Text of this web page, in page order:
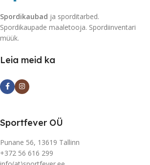
Spordikaubad ja sporditarbed.
Spordikaupade maaletooja. Spordiinventari
müük.
Leia meid ka
Sportfever OÜ
Punane 56, 13619 Tallinn
+372 56 616 299